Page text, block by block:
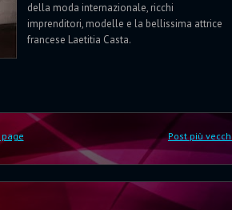
della moda internazionale, ricchi
imprenditori, modelle e la bellissima attrice
francese Laetitia Casta.
Post più